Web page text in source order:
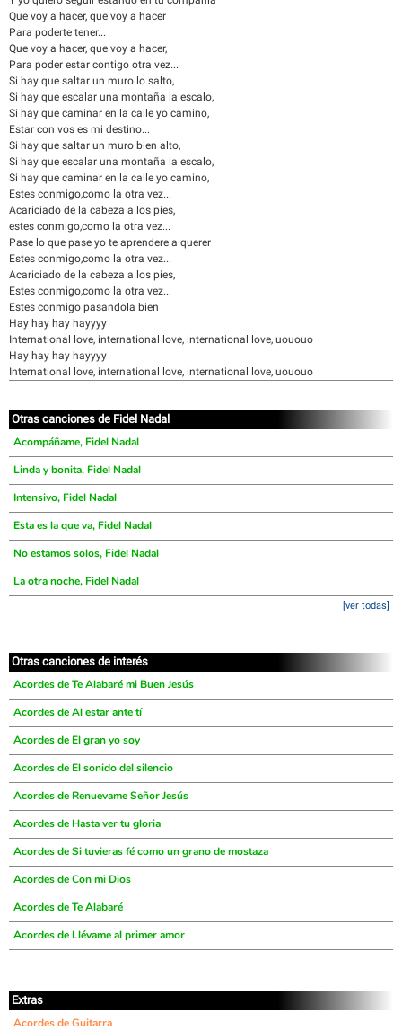
Que voy a hacer, que voy a hacer
Para poderte tener...
Que voy a hacer, que voy a hacer,
Para poder estar contigo otra vez...
Si hay que saltar un muro lo salto,
Si hay que escalar una montaña la escalo,
Si hay que caminar en la calle yo camino,
Estar con vos es mi destino...
Si hay que saltar un muro bien alto,
Si hay que escalar una montaña la escalo,
Si hay que caminar en la calle yo camino,
Estes conmigo,como la otra vez...
Acariciado de la cabeza a los pies,
estes conmigo,como la otra vez...
Pase lo que pase yo te aprendere a querer
Estes conmigo,como la otra vez...
Acariciado de la cabeza a los pies,
Estes conmigo,como la otra vez...
Estes conmigo pasandola bien
Hay hay hay hayyyy
International love, international love, international love, uououo
Hay hay hay hayyyy
International love, international love, international love, uououo
Otras canciones de Fidel Nadal
Acompáñame, Fidel Nadal
Linda y bonita, Fidel Nadal
Intensivo, Fidel Nadal
Esta es la que va, Fidel Nadal
No estamos solos, Fidel Nadal
La otra noche, Fidel Nadal
[ver todas]
Otras canciones de interés
Acordes de Te Alabaré mi Buen Jesús
Acordes de Al estar ante tí
Acordes de El gran yo soy
Acordes de El sonido del silencio
Acordes de Renuevame Señor Jesús
Acordes de Hasta ver tu gloria
Acordes de Si tuvieras fé como un grano de mostaza
Acordes de Con mi Dios
Acordes de Te Alabaré
Acordes de Llévame al primer amor
Extras
Acordes de Guitarra